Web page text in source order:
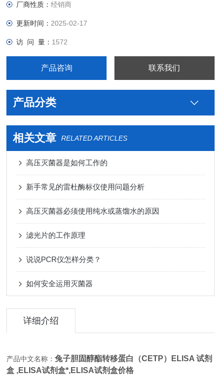
厂商性质：经销商
更新时间： 2025-02-17
访 问 量： 1572
产品咨询 联系我们
产品分类
相关文章 RELATED ARTICLES
高压灭菌器是如何工作的
新手常见的雷杜酶标仪使用问题分析
高压灭菌器必须使用纯水或蒸馏水的原因
滤光片的工作原理
说说PCR仪怎样分类？
如何安全运用灭菌器
详细介绍
产品中文名称：兔子胆固醇酯转移蛋白（CETP）ELISA 试剂
盒 ,ELISA试剂盒*,ELISA试剂盒价格